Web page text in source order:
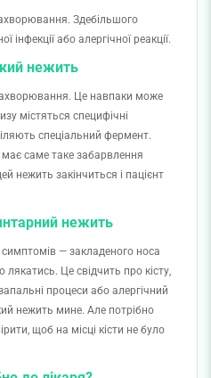
Здебільшого
інфекції або алергічної реакції.
нежить
Це навпаки може
містяться специфічні
спеціальний фермент.
саме таке забарвлення
нежить закінчиться і пацієнт
нежить
— закладеного носа
Це свідчить про кісту,
процеси або алергічний
нежить мине. Але потрібно
щоб на місці кісти не було